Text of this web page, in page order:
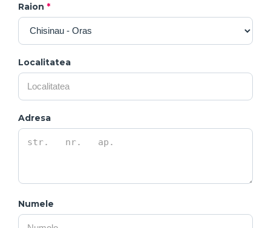
Raion *
Localitatea
Adresa
Numele